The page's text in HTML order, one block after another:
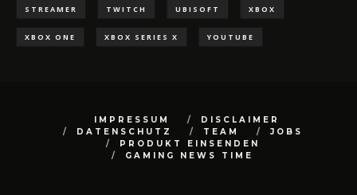
STREAMER TWITCH UBISOFT XBOX
XBOX ONE XBOX SERIES X YOUTUBE
IMPRESSUM
DISCLAIMER
DATENSCHUTZ
TEAM
JOBS
PRODUKT EINSENDEN
GAMING NEWS TIME